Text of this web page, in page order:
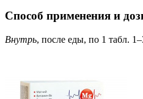
Способ применения и
Внутрь, после еды, по 1 табл.